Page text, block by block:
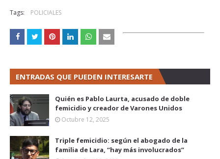
Tags: POLICIALES
ENTRADAS QUE PUEDEN INTERESARTE
Quién es Pablo Laurta, acusado de doble
femicidio y creador de Varones Unidos
Octubre 12, 2025
Triple femicidio: según el abogado de la
familia de Lara, “hay más involucrados”